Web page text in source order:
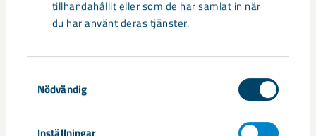
tillhandahållit eller som de har samlat in när
du har använt deras tjänster.
Nödvändig
Så kan humanoida robotar öka
säkerheten i framtidens gruva